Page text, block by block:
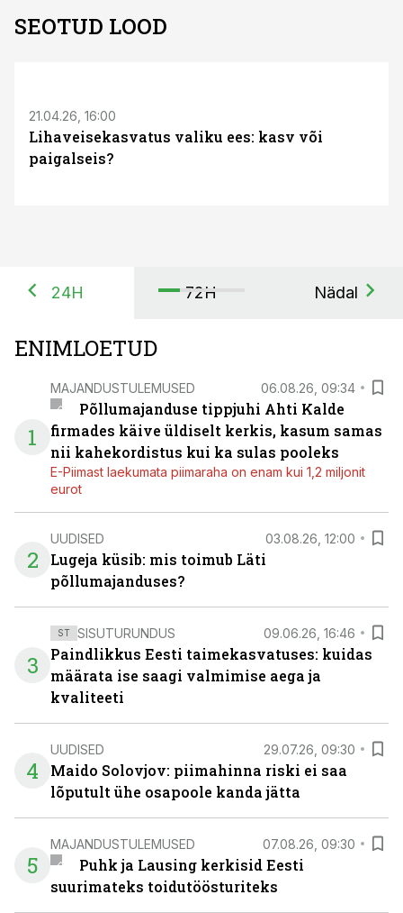
SEOTUD LOOD
21.04.26, 16:00
Lihaveisekasvatus valiku ees: kasv või
paigalseis?
24H 72H Nädal
ENIMLOETUD
1
MAJANDUSTULEMUSED 06.08.26, 09:34
Põllumajanduse tippjuhi Ahti Kalde
firmades käive üldiselt kerkis, kasum samas
nii kahekordistus kui ka sulas pooleks
E-Piimast laekumata piimaraha on enam kui 1,2 miljonit
eurot
2
UUDISED 03.08.26, 12:00
Lugeja küsib: mis toimub Läti
põllumajanduses?
3
ST SISUTURUNDUS 09.06.26, 16:46
Paindlikkus Eesti taimekasvatuses: kuidas
määrata ise saagi valmimise aega ja
kvaliteeti
4
UUDISED 29.07.26, 09:30
Maido Solovjov: piimahinna riski ei saa
lõputult ühe osapoole kanda jätta
5
MAJANDUSTULEMUSED 07.08.26, 09:30
Puhk ja Lausing kerkisid Eesti
suurimateks toidutöösturiteks